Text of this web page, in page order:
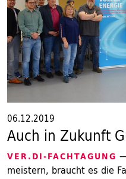
06.12.2019
Auch in Zukunft
VER.DI-FACHTAGUNG
meistern, braucht es die